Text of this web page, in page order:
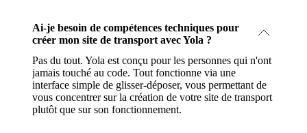
Ai-je besoin de compétences techniques pour
créer mon site de transport avec Yola ?
Pas du tout. Yola est conçu pour les personnes qui n'ont
jamais touché au code. Tout fonctionne via une
interface simple de glisser-déposer, vous permettant de
vous concentrer sur la création de votre site de transport
plutôt que sur son fonctionnement.